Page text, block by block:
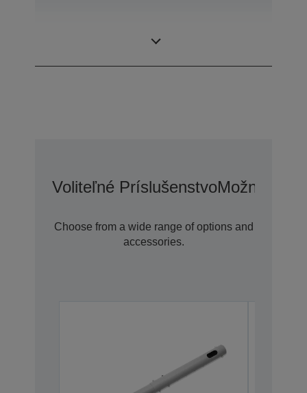
Voliteľné PríslušenstvoMožnosti
Choose from a wide range of options and
accessories.